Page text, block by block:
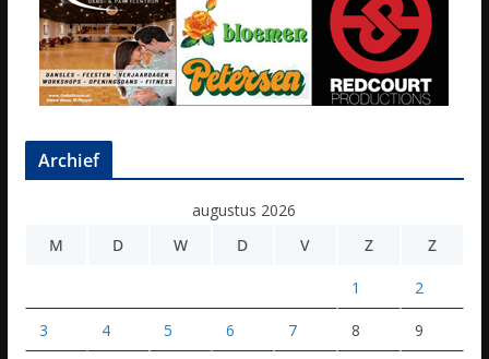
Archief
augustus 2026
M
D W D V Z Z
1 2
3 4 5 6 7 8 9